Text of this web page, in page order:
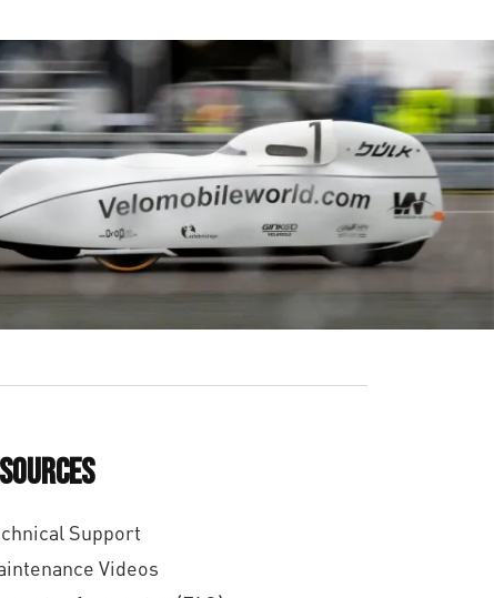
Support
Videos